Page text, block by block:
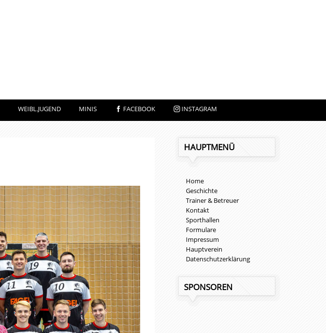
WEIBL.JUGEND MINIS FACEBOOK INSTAGRAM
HAUPTMENÜ
überspringen
Home
Geschichte
Trainer & Betreuer
Kontakt
Sporthallen
Formulare
Impressum
Hauptverein
Datenschutzerklärung
SPONSOREN